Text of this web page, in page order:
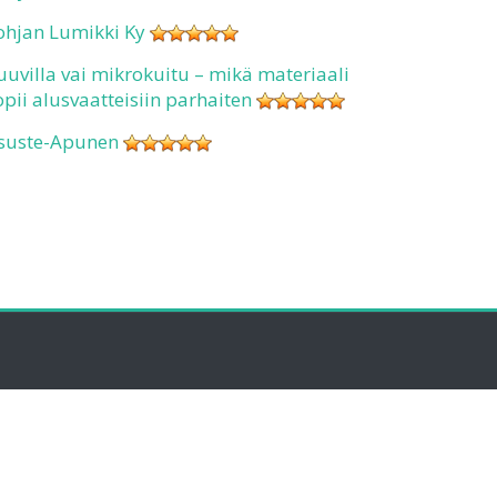
Lumikki Ky
vai mikrokuitu – mikä materiaali
alusvaatteisiin parhaiten
Apunen